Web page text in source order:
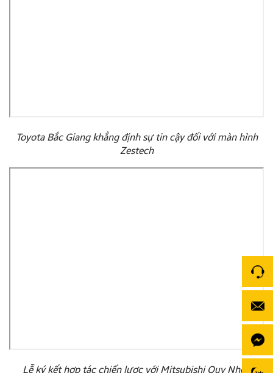
Toyota Bắc Giang khẳng định sự tin cậy đối với màn hình
Zestech
Lễ ký kết hợp tác chiến lược với Mitsubishi Quy Nhơn